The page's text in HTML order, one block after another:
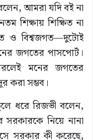
আমরা যদি বই না
শিক্ষায় শিক্ষিত না
ও বিশ্বজগত—দুটোই
জগতের পাসপোর্ট।
মনের জগতের
করা সম্ভব।
ধরে রিজভী বলেন,
সরকারকে নিয়ে নানা
সরকার কী করেছে,